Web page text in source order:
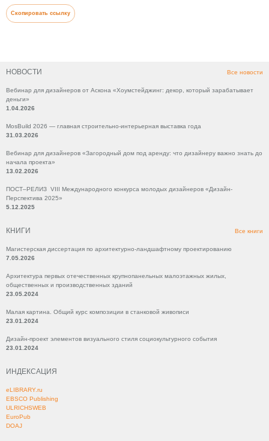
НОВОСТИ Все новости
Вебинар для дизайнеров от Аскона «Хоумстейджинг: декор, который зарабатывает
деньги»
1.04.2026
MosBuild 2026 — главная строительно-интерьерная выставка года
31.03.2026
Вебинар для дизайнеров «Загородный дом под аренду: что дизайнеру важно знать до
начала проекта»
13.02.2026
ПОСТ–РЕЛИЗ VIII Международного конкурса молодых дизайнеров «Дизайн-
Перспектива 2025»
5.12.2025
КНИГИ Все книги
Магистерская диссертация по архитектурно-ландшафтному проектированию
7.05.2026
Архитектура первых отечественных крупнопанельных малоэтажных жилых,
общественных и производственных зданий
23.05.2024
Малая картина. Общий курс композиции в станковой живописи
23.01.2024
Дизайн-проект элементов визуального стиля социокультурного события
23.01.2024
ИНДЕКСАЦИЯ
eLIBRARY.ru
EBSCO Publishing
ULRICHSWEB
EuroPub
DOAJ
Скопировать ссылку